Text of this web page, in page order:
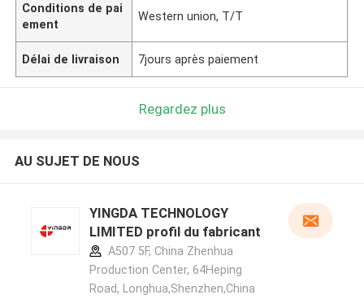
Conditions de pai
ement
Western union, T/T
Délai de livraison 7jours après paiement
Regardez plus
AU SUJET DE NOUS
YINGDA TECHNOLOGY
LIMITED profil du fabricant
A507 5F, China Zhenhua
Production Center, 64Heping
Road, Longhua,Shenzhen,China